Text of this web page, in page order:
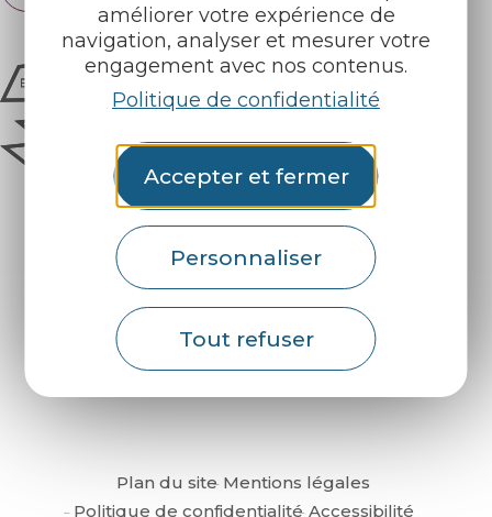
améliorer votre expérience de
navigation, analyser et mesurer votre
engagement avec nos contenus.
Politique de confidentialité
Accepter et fermer
Personnaliser
Tout refuser
Plan du site Mentions légales
Politique de confidentialité Accessibilité